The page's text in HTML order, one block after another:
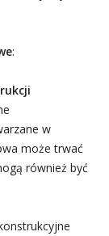
:
w
może trwać
również być